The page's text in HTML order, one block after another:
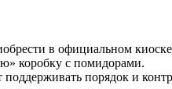
в официальном
коробку с помидорами.
поддерживать порядок и